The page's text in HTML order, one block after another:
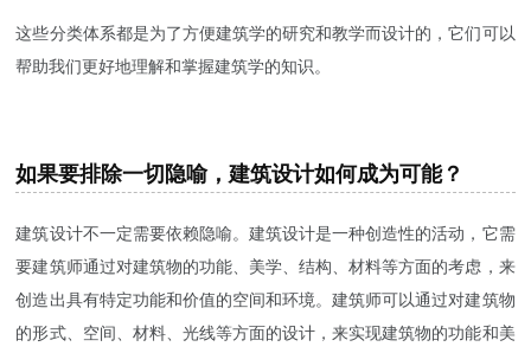
这些分类体系都是为了方便建筑学的研究和教学而设计的，它们可以
帮助我们更好地理解和掌握建筑学的知识。
如果要排除一切隐喻，建筑设计如何成为可能？
建筑设计不一定需要依赖隐喻。建筑设计是一种创造性的活动，它需
要建筑师通过对建筑物的功能、美学、结构、材料等方面的考虑，来
创造出具有特定功能和价值的空间和环境。建筑师可以通过对建筑物
的形式、空间、材料、光线等方面的设计，来实现建筑物的功能和美